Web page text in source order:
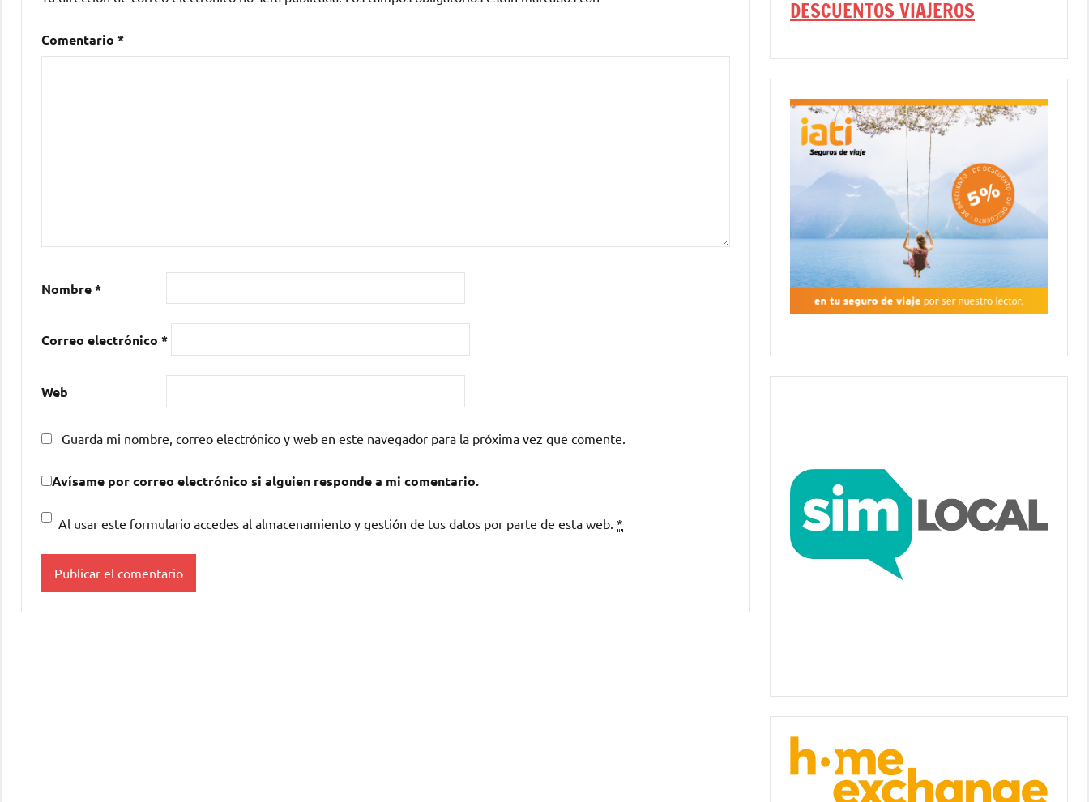
Comentario *
Nombre*
Correo electrónico *
Web
Guarda mi nombre, correo electrónico y web en este navegador para la próxima vez que comente.
Avísame por correo electrónico si alguien responde a mi comentario.
Al usar este formulario accedes al almacenamiento y gestión de tus datos por parte de esta web. *
DESCUENTOS VIAJEROS